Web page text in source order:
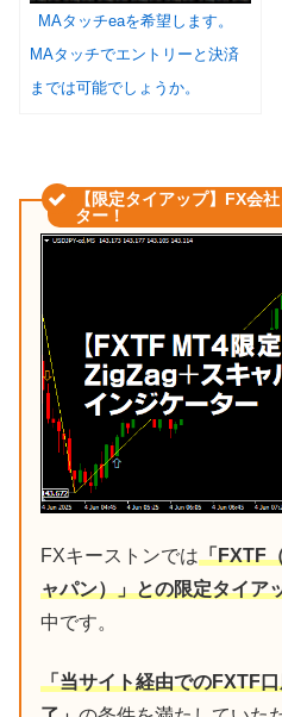
MAタッチeaを希望します。
MAタッチでエントリーと決済
までは可能でしょうか。
【限定タイアップ】FX会
ター！
FXキーストンでは「FXTF
ャパン）」との限定タイア
中です。
「当サイト経由でのFXTF